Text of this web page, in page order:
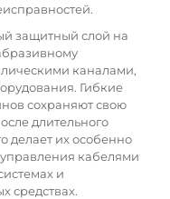
защитный слой на
каналами,
Гибкие
сохраняют свою
длительного
делает их особенно
кабелями
и
средствах.